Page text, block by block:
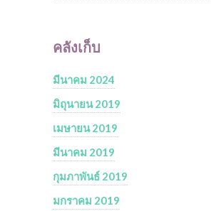
คลังเก็บ
มีนาคม 2024
มิถุนายน 2019
เมษายน 2019
มีนาคม 2019
กุมภาพันธ์ 2019
มกราคม 2019